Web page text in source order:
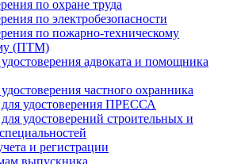
по охране труда
по электробезопасности
по пожарно-техническому
(ПТМ)
адвоката и помощника
частного охранника
удостоверения ПРЕССА
удостоверений строительных и
и регистрации
выпускника